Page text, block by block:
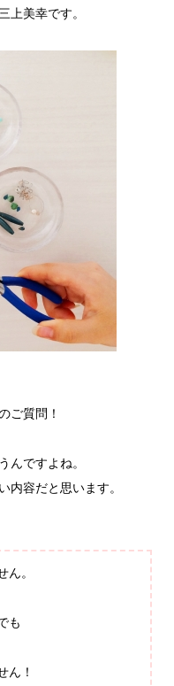
上美幸です。
ご質問！
んですよね。
内容だと思います。
。
も
ん！